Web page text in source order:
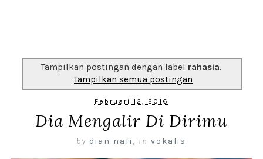
Tampilkan postingan dengan label rahasia.
Tampilkan semua postingan
Februari 12, 2016
Dia Mengalir Di Dirimu
by dian nafi , in vokalis